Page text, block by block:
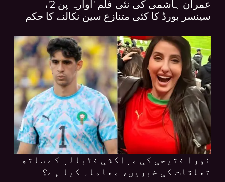
عمران ہاشمی کی نئی فلم 'آوارہ پن 2'،
سینسر بورڈ کا کئی متنازع سین نکالنے کا حکم
نورا فتیحی کی مراکشی فٹبالر کے ساتھ
تعلقات کی خبریں، معاملہ کیا ہے؟